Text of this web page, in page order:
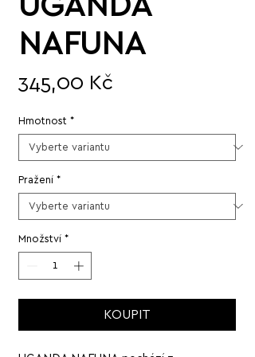
NAFUNA
345,00 Kč
Hmotnost *
Pražení *
Množství *
KOUPIT